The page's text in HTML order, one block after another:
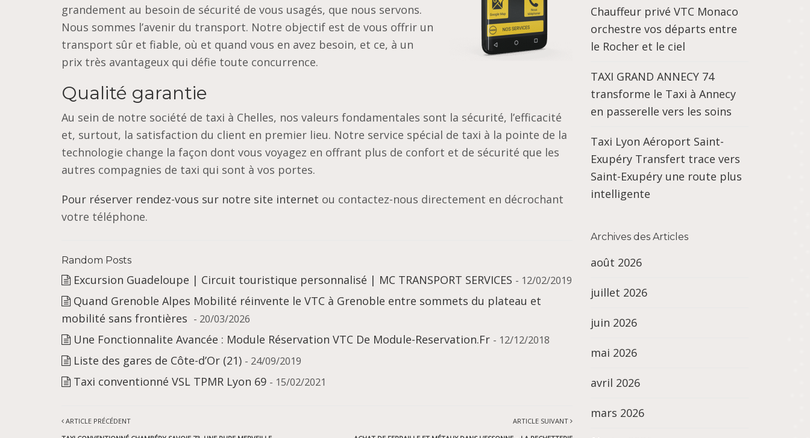
grandement au besoin de sécurité de vous usagés, que nous servons.
Nous sommes l’avenir du transport. Notre objectif est de vous offrir un
transport sûr et fiable, où et quand vous en avez besoin, et ce, à un
prix très avantageux qui défie toute concurrence.
Qualité garantie
Au sein de notre société de taxi à Chelles, nos valeurs fondamentales sont la sécurité, l’efficacité
et, surtout, la satisfaction du client en premier lieu. Notre service spécial de taxi à la pointe de la
technologie change la façon dont vous voyagez en offrant plus de confort et de sécurité que les
autres compagnies de taxi qui sont à vos portes.
Pour réserver rendez-vous sur notre site internet ou contactez-nous directement en décrochant
votre téléphone.
Random Posts
Excursion Guadeloupe | Circuit touristique personnalisé | MC TRANSPORT SERVICES - 12/02/2019
Quand Grenoble Alpes Mobilité réinvente le VTC à Grenoble entre sommets du plateau et
mobilité sans frontières - 20/03/2026
Une Fonctionnalite Avancée : Module Réservation VTC De Module-Reservation.Fr - 12/12/2018
Liste des gares de Côte-d’Or (21) - 24/09/2019
Taxi conventionné VSL TPMR Lyon 69 - 15/02/2021
ARTICLE PRÉCÉDENT
ARTICLE SUIVANT
Chauffeur privé VTC Monaco
orchestre vos départs entre
le Rocher et le ciel
TAXI GRAND ANNECY 74
transforme le Taxi à Annecy
en passerelle vers les soins
Taxi Lyon Aéroport Saint-
Exupéry Transfert trace vers
Saint-Exupéry une route plus
intelligente
Archives des Articles
août 2026
juillet 2026
juin 2026
mai 2026
avril 2026
mars 2026